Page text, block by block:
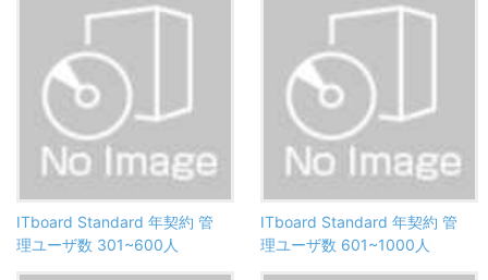
ITboard Standard 年契約 管
理ユーザ数 301~600人
ITboard Standard 年契約 管
理ユーザ数 601~1000人